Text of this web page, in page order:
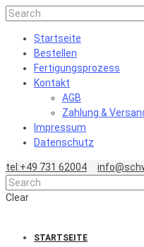
Startseite
Bestellen
Fertigungsprozess
Kontakt
AGB
Zahlung &
Impressum
Datenschutz
tel:+49 731 62004
Clear
STARTSEITE